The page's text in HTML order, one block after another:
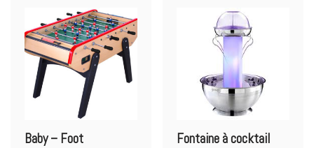
Baby – Foot Fontaine à cocktail